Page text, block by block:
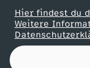
Hier findest du
Weitere
a
l
Partner